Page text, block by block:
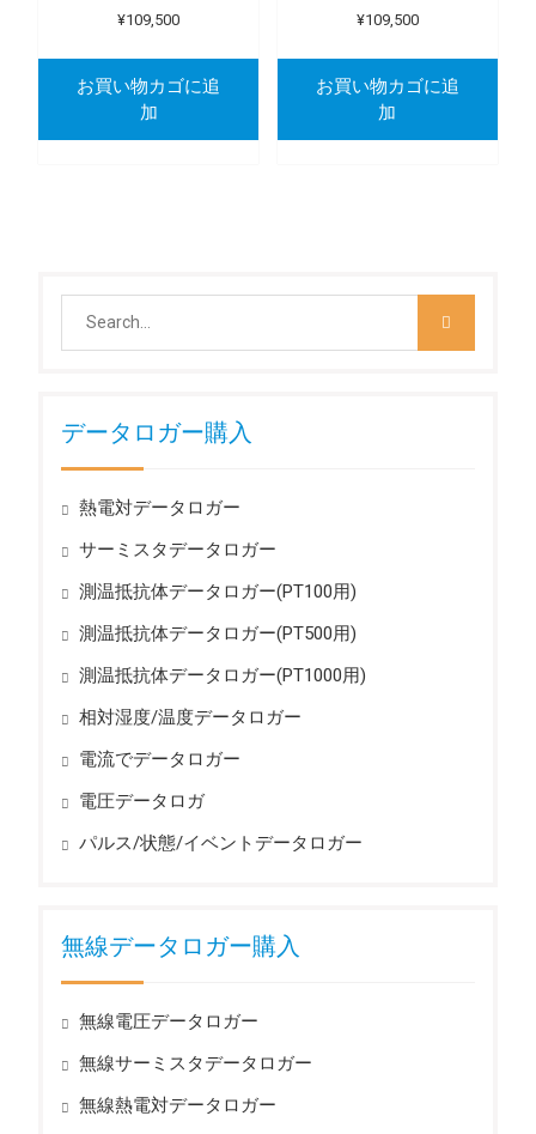
¥109,500
お買い物カゴに追
加
¥109,500
お買い物カゴに追
加
データロガー購入
熱電対データロガー
サーミスタデータロガー
測温抵抗体データロガー(PT100用)
測温抵抗体データロガー(PT500用)
測温抵抗体データロガー(PT1000用)
相対湿度/温度データロガー
電流でデータロガー
電圧データロガ
パルス/状態/イベントデータロガー
無線データロガー購入
無線電圧データロガー
無線サーミスタデータロガー
無線熱電対データロガー